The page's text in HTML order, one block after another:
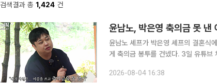
검색결과 총 1,424 건
윤남노, 박은영 축의금 못
윤남노 셰프가 박은영 셰프의 결혼식
게 축의금 봉투를 건넸다. 3일 유튜브 채널 ‘스튜디오슬램’에는 ‘은혜 갚으러 은영이 옴. 계곡에서 냉
은영에게 “내가 너한테 너무 미안하
2026-08-04 16:38